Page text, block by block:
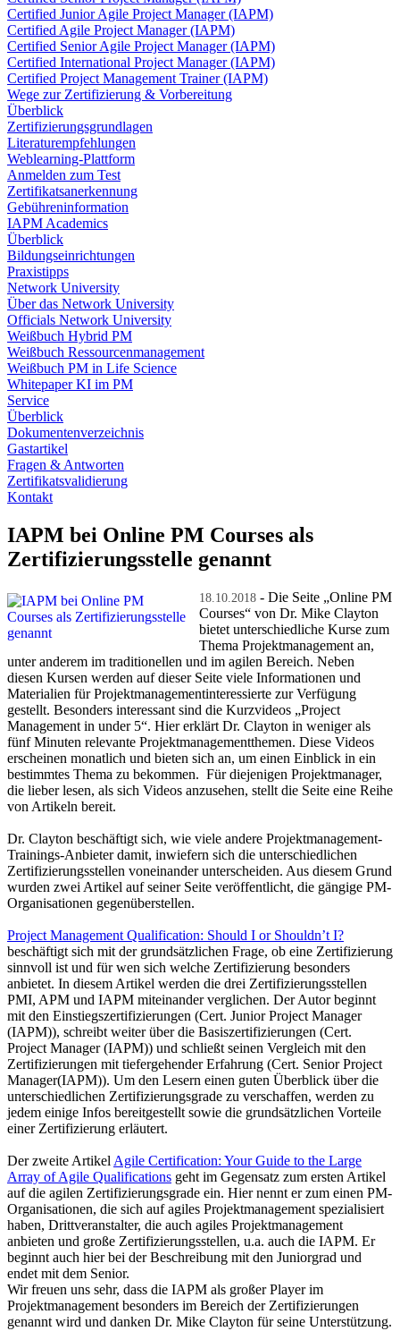
Certified Junior Agile Project Manager (IAPM)
Certified Agile Project Manager (IAPM)
Certified Senior Agile Project Manager (IAPM)
Certified International Project Manager (IAPM)
Certified Project Management Trainer (IAPM)
Wege zur Zertifizierung & Vorbereitung
Überblick
Zertifizierungsgrundlagen
Literaturempfehlungen
Weblearning-Plattform
Anmelden zum Test
Zertifikatsanerkennung
Gebühreninformation
IAPM Academics
Überblick
Bildungseinrichtungen
Praxistipps
Network University
Über das Network University
Officials Network University
Weißbuch Hybrid PM
Weißbuch Ressourcenmanagement
Weißbuch PM in Life Science
Whitepaper KI im PM
Service
Überblick
Dokumentenverzeichnis
Gastartikel
Fragen & Antworten
Zertifikatsvalidierung
Kontakt
IAPM bei Online PM Courses als
Zertifizierungsstelle genannt
18.10.2018 - Die Seite „Online PM
Courses“ von Dr. Mike Clayton
bietet unterschiedliche Kurse zum
Thema Projektmanagement an,
unter anderem im traditionellen und im agilen Bereich. Neben
diesen Kursen werden auf dieser Seite viele Informationen und
Materialien für Projektmanagementinteressierte zur Verfügung
gestellt. Besonders interessant sind die Kurzvideos „Project
Management in under 5“. Hier erklärt Dr. Clayton in weniger als
fünf Minuten relevante Projektmanagementthemen. Diese Videos
erscheinen monatlich und bieten sich an, um einen Einblick in ein
bestimmtes Thema zu bekommen. Für diejenigen Projektmanager,
die lieber lesen, als sich Videos anzusehen, stellt die Seite eine Reihe
von Artikeln bereit.
Dr. Clayton beschäftigt sich, wie viele andere Projektmanagement-
Trainings-Anbieter damit, inwiefern sich die unterschiedlichen
Zertifizierungsstellen voneinander unterscheiden. Aus diesem Grund
wurden zwei Artikel auf seiner Seite veröffentlicht, die gängige PM-
Organisationen gegenüberstellen.
Project Management Qualification: Should I or Shouldn’t I?
beschäftigt sich mit der grundsätzlichen Frage, ob eine Zertifizierung
sinnvoll ist und für wen sich welche Zertifizierung besonders
anbietet. In diesem Artikel werden die drei Zertifizierungsstellen
PMI, APM und IAPM miteinander verglichen. Der Autor beginnt
mit den Einstiegszertifizierungen (Cert. Junior Project Manager
(IAPM)), schreibt weiter über die Basiszertifizierungen (Cert.
Project Manager (IAPM)) und schließt seinen Vergleich mit den
Zertifizierungen mit tiefergehender Erfahrung (Cert. Senior Project
Manager(IAPM)). Um den Lesern einen guten Überblick über die
unterschiedlichen Zertifizierungsgrade zu verschaffen, werden zu
jedem einige Infos bereitgestellt sowie die grundsätzlichen Vorteile
einer Zertifizierung erläutert.
Der zweite Artikel Agile Certification: Your Guide to the Large
Array of Agile Qualifications geht im Gegensatz zum ersten Artikel
auf die agilen Zertifizierungsgrade ein. Hier nennt er zum einen PM-
Organisationen, die sich auf agiles Projektmanagement spezialisiert
haben, Drittveranstalter, die auch agiles Projektmanagement
anbieten und große Zertifizierungsstellen, u.a. auch die IAPM. Er
beginnt auch hier bei der Beschreibung mit den Juniorgrad und
endet mit dem Senior.
Wir freuen uns sehr, dass die IAPM als großer Player im
Projektmanagement besonders im Bereich der Zertifizierungen
genannt wird und danken Dr. Mike Clayton für seine Unterstützung.